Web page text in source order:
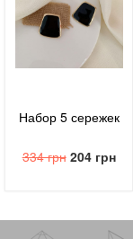
Набор 5 сережек
334 грн 204 грн